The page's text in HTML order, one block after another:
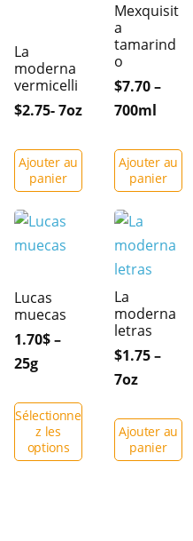
La
moderna
vermicelli
$2.75- 7oz
Ajouter au
panier
Mexquisit
a
tamarind
o
$7.70 –
700ml
Ajouter au
panier
Lucas
muecas
1.70$ –
25g
Sélectionne
z les
options
La
moderna
letras
$1.75 –
7oz
Ajouter au
panier